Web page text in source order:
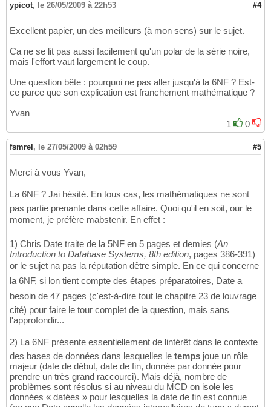
ypicot, le 26/05/2009 à 22h53 #4
Excellent papier, un des meilleurs (à mon sens) sur le sujet.
Ca ne se lit pas aussi facilement qu'un polar de la série noire,
mais l'effort vaut largement le coup.
Une question bête : pourquoi ne pas aller jusqu'à la 6NF ? Est-
ce parce que son explication est franchement mathématique ?
Yvan
1
0
fsmrel , le 27/05/2009 à 02h59 #5
Merci à vous Yvan,
La 6NF ? Jai hésité. En tous cas, les mathématiques ne sont
pas partie prenante dans cette affaire. Quoi qu'il en soit, our le
moment, je préfère mabstenir. En effet :
1) Chris Date traite de la 5NF en 5 pages et demies (An
Introduction to Database Systems, 8th edition, pages 386-391)
or le sujet na pas la réputation dêtre simple. En ce qui concerne
la 6NF, si lon tient compte des étapes préparatoires, Date a
besoin de 47 pages (c'est-à-dire tout le chapitre 23 de louvrage
cité) pour faire le tour complet de la question, mais sans
l'approfondir...
2) La 6NF présente essentiellement de lintérêt dans le contexte
des bases de données dans lesquelles le temps joue un rôle
majeur (date de début, date de fin, donnée par donnée pour
prendre un très grand raccourci). Mais déjà, nombre de
problèmes sont résolus si au niveau du MCD on isole les
données « datées » pour lesquelles la date de fin est connue